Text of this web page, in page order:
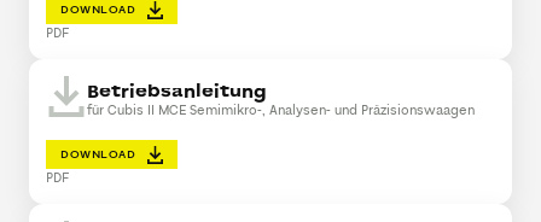
DOWNLOAD
PDF
Betriebsanleitung
für Cubis II MCE Semimikro-, Analysen- und Präzisionswaagen
DOWNLOAD
PDF